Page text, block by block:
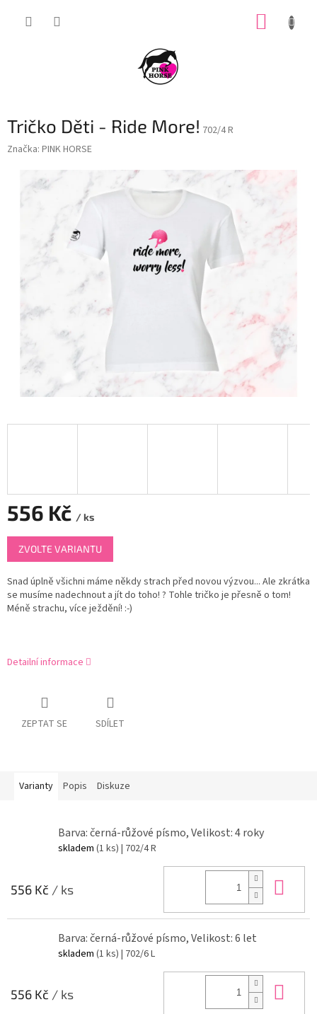
Tričko Děti - Ride More! 702/4 R
Značka: PINK HORSE
556 Kč / ks
Měrná
cena:
ZVOLTE VARIANTU
Snad úplně všichni máme někdy strach před novou výzvou... Ale zkrátka
se musíme nadechnout a jít do toho! ? Tohle tričko je přesně o tom!
Méně strachu, více ježdění! :-)
Detailní informace
ZEPTAT SE SDÍLET
Varianty Popis Diskuze
Barva: černá-růžové písmo, Velikost: 4 roky
skladem (1 ks) | 702/4 R
556 Kč / ks
Barva: černá-růžové písmo, Velikost: 6 let
skladem (1 ks) | 702/6 L
556 Kč / ks